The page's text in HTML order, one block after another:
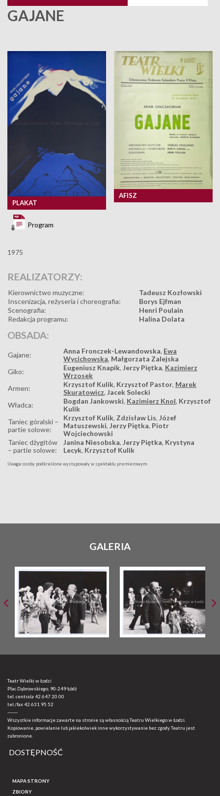
GAJANE
PLAKAT
AFISZ
Program
1975
REALIZATORZY:
Kierownictwo muzyczne:
Tadeusz Kozłowski
Inscenizacja, reżyseria i choreografia:
Borys Ejfman
Scenografia:
Henri Poulain
Redakcja programu:
Halina Dolata
OBSADA:
Gajane: Anna Fronczek-Lewandowska, Ewa
Wycichowska, Małgorzata Zalejska
Giko:
Eugeniusz Knapik, Jerzy Piętka, Kazimierz
Wrzosek
Armen:
Krzysztof Kulik, Krzysztof Pastor, Marek
Skuratowicz, Jacek Solecki
Władca:
Bogdan Jankowski, Kazimierz Knol, Krzysztof
Kulik
Taniec góralski –
partie solowe:
Krzysztof Kulik, Zdzisław Lis, Józef
Matuszewski, Jerzy Piętka, Piotr
Wojciechowski
Taniec dżygitów
– partie solowe:
Janina Niesobska, Jerzy Piętka, Krystyna
Lecyk, Krzysztof Kulik
Uwaga: osoby podkreślone występowały w spektaklu premierowym
GALERIA
Teatr Wielki w Łodzi
Plac Dąbrowskiego, 90-249 Łódź
tel. centrala 42 647 20 00
tel./fax42 631 95 52
-------
Wszystkie informacje zawarte na stronie są własnością Teatru Wielkiego w Łodzi.
Kopiowanie, powielanie lub jakiekolwiek inne wykorzystywanie bez zgody Teatru jest
zabronione.
DOSTĘPNOŚĆ
MAPA STRONY
ZBIORY